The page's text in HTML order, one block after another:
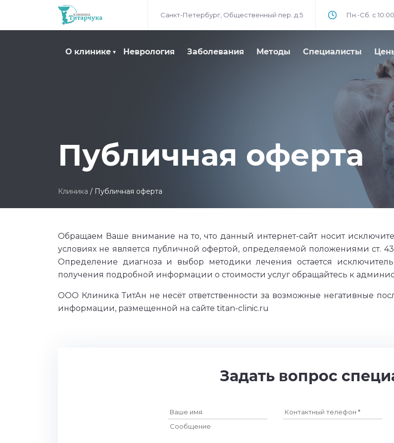
Санкт-Петербург, Общественный пер. д.5 Пн.-Сб. с
О клинике Неврология Заболевания Методы Специалисты
Публичная оферта
Клиника / Публичная оферта
Обращаем Ваше внимание на то, что данный интернет-сайт носит
условиях не является публичной офертой, определяемой положениями ст.
Определение диагноза и выбор методики лечения остается
получения подробной информации о стоимости услуг обращайтесь к
ООО Клиника ТитАн не несёт ответственности за возможные негативные
информации, размещенной на сайте titan-clinic.ru
Задать вопрос